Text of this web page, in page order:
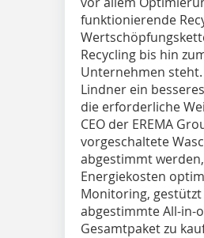
funktionierende
Recycling bis hin
Unternehmen
Lindner ein
die erforderliche
CEO der EREMA
vorgeschaltete
abgestimmt
Energiekosten
Monitoring,
abgestimmte All-in-
Gesamtpaket zu